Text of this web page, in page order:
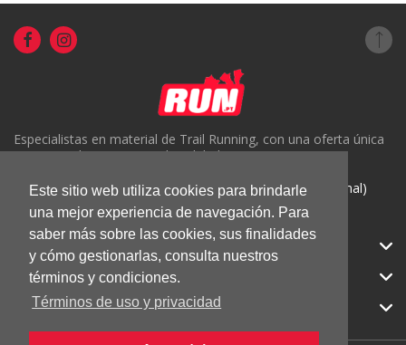
Este sitio web utiliza cookies para brindarle
una mejor experiencia de navegación. Para
saber más sobre las cookies, sus finalidades
y cómo gestionarlas, consulta nuestros
términos y condiciones.
Términos de uso y privacidad
Especialistas en material de Trail Running, con una oferta única
en Portugal y un servicio de calidad.
( +351) 918816191 (Chamada para rede móvel nacional)
geral@run.pt
RUN.PT
CATEGORIAS
APOIO AO CLIENTE